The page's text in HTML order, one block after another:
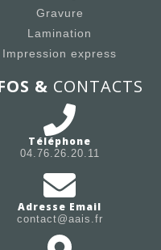
Gravure
Lamination
Impression express
& CONTACTS
Téléphone
04.76.26.20.11
Adresse Email
contact@aais.fr